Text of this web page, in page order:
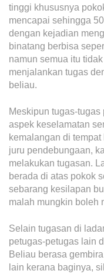
Contact Us
tinggi khususnya
mencapai sehingga
dengan kejadian
binatang berbisa
namun semua itu
menjalankan tugas
beliau.
Meskipun tugas-
aspek keselamatan
kemalangan di
juru pendebungaan,
melakukan tugasan.
berada di atas pokok
sebarang kesilapan
malah mungkin boleh
Selain tugasan di
petugas-petugas lain
Beliau berasa
lain kerana baginya,